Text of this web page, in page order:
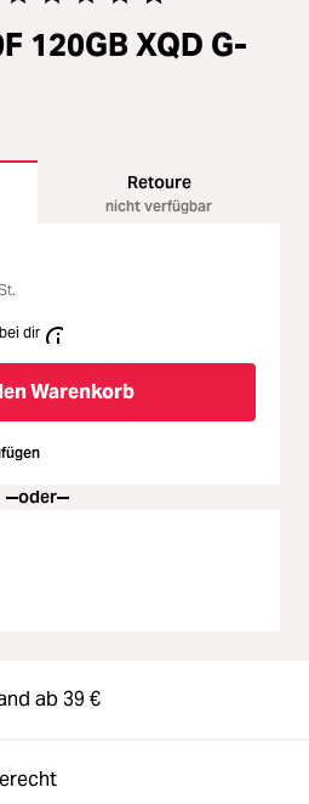
Durchschnittliche Bewertung von
120GB XQD G-
Retoure
nicht verfügbar
dir
Warenkorb
oder
ab 39 €